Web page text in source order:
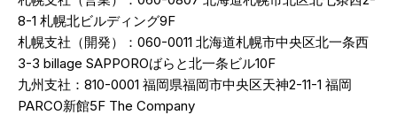
8-1 札幌北ビルディング9F
札幌支社（開発）：060-0011 北海道札幌市中央区北一条西
3-3 billage SAPPOROばらと北一条ビル10F
九州支社：810-0001 福岡県福岡市中央区天神2-11-1 福岡
PARCO新館5F The Company